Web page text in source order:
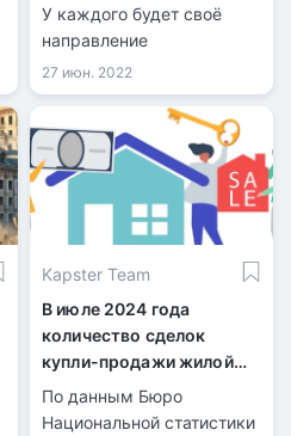
У каждого будет своё
направление
27 июн. 2022
Kapster Team
В июле 2024 года
количество сделок
купли-продажи жилой
недвижимости
увеличилось на 21,7%
По данным Бюро
Национальной статистики